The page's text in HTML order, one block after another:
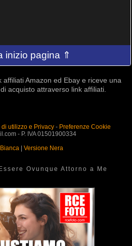
inizio pagina ⇑
affiliati Amazon ed Ebay e riceve una
acquisto attraverso link affiliati.
di utilizzo e Privacy- Preferenze Cookie
- P. IVA 01501900334
Versione Nera
Ovunque Attorno a Me